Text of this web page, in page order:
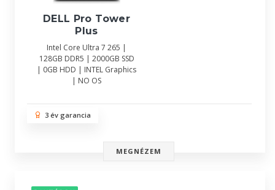
DELL Pro Tower
Plus
Intel Core Ultra 7 265 |
128GB DDR5 | 2000GB SSD
| 0GB HDD | INTEL Graphics
| NO OS
3 év garancia
MEGNÉZEM